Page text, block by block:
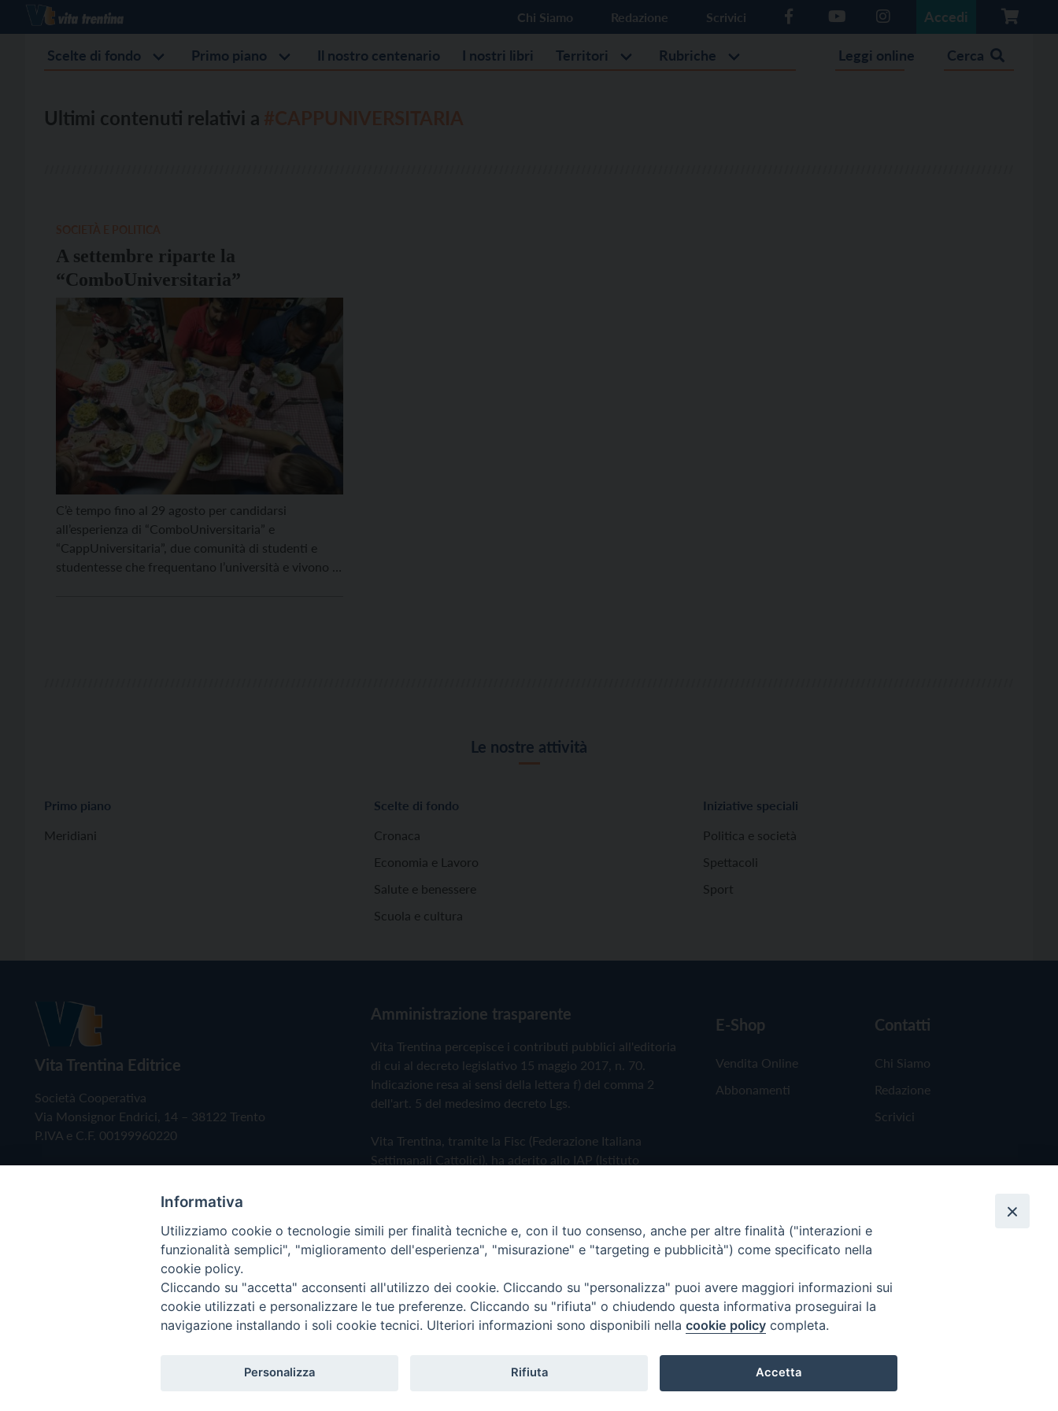
Chi Siamo Redazione Scrivici Accedi
Scelte di fondo Primo piano Il nostro centenario I nostri libri Territori Rubriche Leggi online Cerca
Ultimi contenuti relativi a
A settembre riparte la
“ComboUniversitaria”
C’è tempo fino al 29 agosto per candidarsi
all’esperienza di “ComboUniversitaria” e
“CappUniversitaria”, due comunità di studenti e
studentesse che frequentano l’università e vivono a
Le nostre attività
Primo piano
Meridiani
Scelte di fondo
Cronaca
Economia e Lavoro
Salute e benessere
Scuola e cultura
Iniziative speciali
Politica e società
Spettacoli
Sport
Vita Trentina Editrice
Società Cooperativa
Via Monsignor Endrici, 14 – 38122 Trento
P.IVA e C.F. 00199960220
Amministrazione trasparente
Vita Trentina percepisce i contributi pubblici all'editoria
di cui al decreto legislativo 15 maggio 2017, n. 70.
Indicazione resa ai sensi della lettera f) del comma 2
dell'art. 5 del medesimo decreto Lgs.
Vita Trentina, tramite la Fisc (Federazione Italiana
Settimanali Cattolici), ha aderito allo IAP (Istituto
Privacy Policy Cookie Policy
E-Shop
Vendita Online
Abbonamenti
Contatti
Chi Siamo
Redazione
Scrivici
Copyright © 2019 - Tutti i diritti riservati - Vita Trentina Editrice
Informativa
Utilizziamo cookie o tecnologie simili per finalità tecniche e, con il tuo consenso, anche per altre finalità ("interazioni e
funzionalità semplici", "miglioramento dell'esperienza", "misurazione" e "targeting e pubblicità") come specificato nella
cookie policy.
Cliccando su "accetta" acconsenti all'utilizzo dei cookie. Cliccando su "personalizza" puoi avere maggiori informazioni sui
cookie utilizzati e personalizzare le tue preferenze. Cliccando su "rifiuta" o chiudendo questa informativa proseguirai la
navigazione installando i soli cookie tecnici. Ulteriori informazioni sono disponibili nella cookie policy completa.
Personalizza Rifiuta Accetta